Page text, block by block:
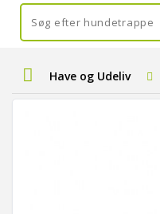
Have og Udeliv